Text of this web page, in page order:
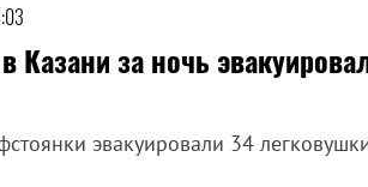
Казани за ночь
эвакуировали 34